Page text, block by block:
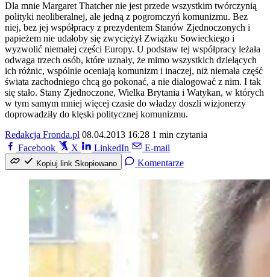
Dla mnie Margaret Thatcher nie jest przede wszystkim twórczynią
polityki neoliberalnej, ale jedną z pogromczyń komunizmu. Bez
niej, bez jej współpracy z prezydentem Stanów Zjednoczonych i
papieżem nie udałoby się zwyciężył Związku Sowieckiego i
wyzwolić niemałej części Europy. U podstaw tej współpracy leżała
odwaga trzech osób, które uznały, że mimo wszystkich dzielących
ich różnic, wspólnie oceniają komunizm i inaczej, niż niemała część
świata zachodniego chcą go pokonać, a nie dialogować z nim. I tak
się stało. Stany Zjednoczone, Wielka Brytania i Watykan, w których
w tym samym mniej więcej czasie do władzy doszli wizjonerzy
doprowadziły do klęski politycznej komunizmu.
Redakcja Fronda.pl 08.04.2013 16:28 1 min czytania
Facebook
X LinkedIn E-mail
Kopiuj link Skopiowano Komentarze